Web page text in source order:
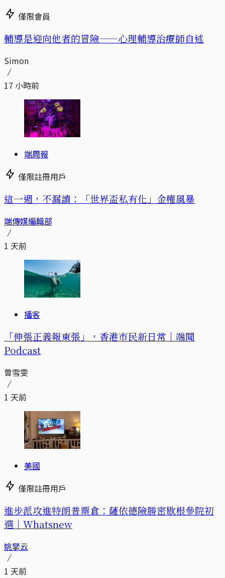
僅限會員
輔導是迎向他者的冒險——心理輔導治療師自述
Simon
17 小時前
端周報
僅限註冊用戶
這一週，不漏讀：「世界盃私有化」金權風暴
端傳媒編輯部
1 天前
播客
「伸張正義報東張」，香港市民新日常｜端聞
Podcast
曾雪雯
1 天前
美國
僅限註冊用戶
進步派攻進特朗普票倉：薩依德險勝密歇根參院初
選｜Whatsnew
姚拏云
1 天前